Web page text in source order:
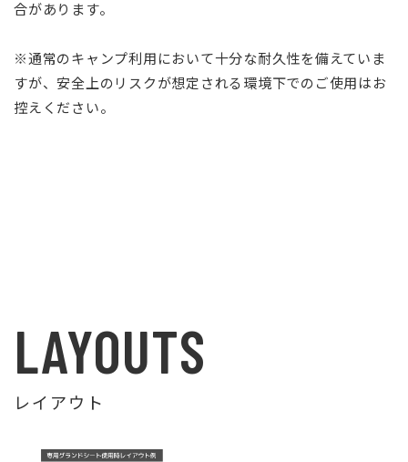
合があります。
※通常のキャンプ利用において十分な耐久性を備えていま
すが、安全上のリスクが想定される環境下でのご使用はお
控えください。
LAYOUTS
レイアウト